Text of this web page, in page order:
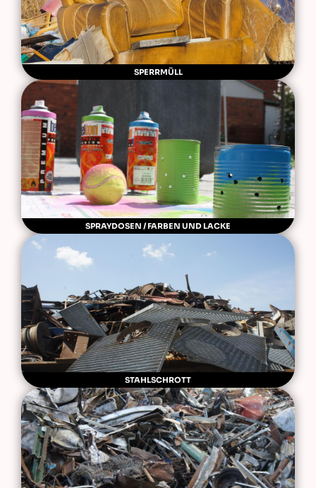
SPERRMÜLL
SPRAYDOSEN / FARBEN UND LACKE
STAHLSCHROTT